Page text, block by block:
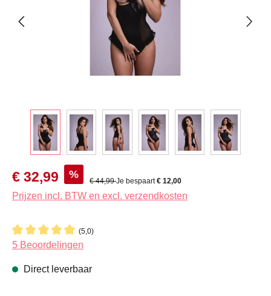
Verkoopprijs:
€ 32,99 % Normale prijs:
€ 44,99Je bespaart€ 12,00
Prijzen incl. BTW en excl. verzendkosten
(5,0)
Gemiddelde waardering van 5 van 5 sterren
5 Beoordelingen
Direct leverbaar